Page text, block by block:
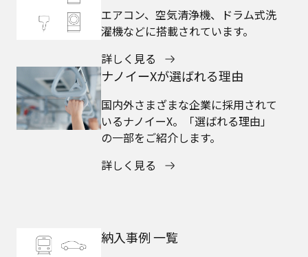
エアコン、空気清浄機、ドラム式洗
濯機などに搭載されています。
詳しく見る
ナノイーXが選ばれる理由
国内外さまざまな企業に採用されて
いるナノイーX。「選ばれる理由」
の一部をご紹介します。
詳しく見る
納入事例 一覧